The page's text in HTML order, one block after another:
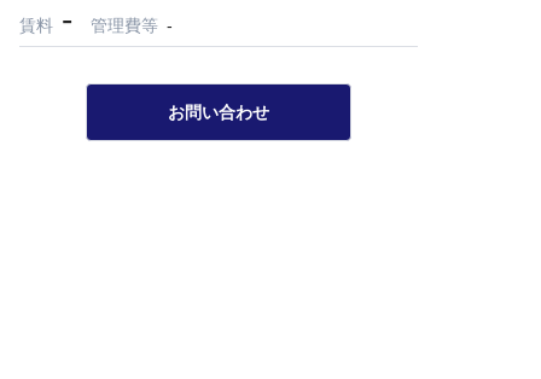
賃料 - 管理費等 -
お問い合わせ